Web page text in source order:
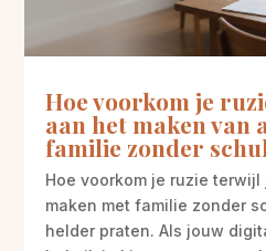
Hoe voorkom je
aan het maken van
familie zonder
Hoe voorkom je ruzie
maken met familie zonder
helder praten. Als jouw